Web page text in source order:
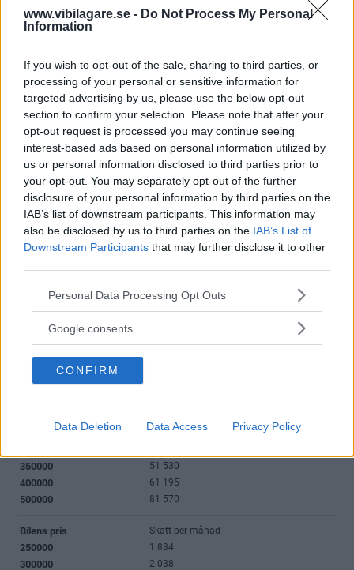
www.vibilagare.se - Do Not Process My Personal
Information
If you wish to opt-out of the sale, sharing to third parties, or
processing of your personal or sensitive information for
targeted advertising by us, please use the below opt-out
section to confirm your selection. Please note that after your
opt-out request is processed you may continue seeing
interest-based ads based on personal information utilized by
us or personal information disclosed to third parties prior to
your opt-out. You may separately opt-out of the further
disclosure of your personal information by third parties on the
IAB’s list of downstream participants. This information may
also be disclosed by us to third parties on the IAB’s List of
Downstream Participants that may further disclose it to other
Please note that this website/app uses one or more Google
not limited to your visit or usage behaviour. You may click to
use your data for below specified purposes in below Google
consent section.
Personal Data Processing Opt Outs
Google consents
CONFIRM
Data Deletion Data Access Privacy Policy
värderingsregler under samma beskattningsår och för att
ge arbetsgivare, programvaruföretag och myndigheter
Skatteverkets generaldirektör Katrin Westling Palm i
remissvaret som Dagens PS tagit del av.
Läs också:Förslaget klart: Så mycket dyrare kan
förmånsbilen bli